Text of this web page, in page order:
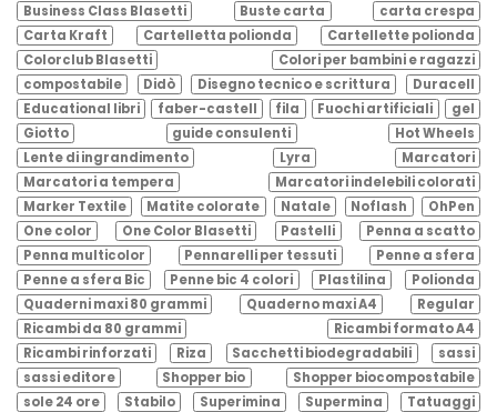
Business Class Blasetti
Buste carta
carta crespa
Carta Kraft
Cartelletta polionda
Cartellette polionda
Colorclub Blasetti
Colori per bambini e ragazzi
compostabile
Didò Disegno tecnico e scrittura
Duracell
Educational libri
faber-castell fila Fuochi artificiali
gel
Giotto
guide consulenti
Hot Wheels
Lente di ingrandimento
Lyra
Marcatori
Marcatori a tempera
Marcatori indelebili colorati
Marker Textile
Matite colorate Natale Noflash
OhPen
One color
One Color Blasetti Pastelli
Penna a scatto
Penna multicolor
Pennarelli per tessuti
Penne a sfera
Penne a sfera Bic
Penne bic 4 colori Plastilina
Polionda
Quaderni maxi 80 grammi
Quaderno maxi A4
Regular
Ricambi da 80 grammi
Ricambi formato A4
Ricambi rinforzati
Riza Sacchetti biodegradabili
sassi
sassi editore
Shopper bio
Shopper biocompostabile
sole 24 ore
Stabilo Superimina Supermina
Tatuaggi